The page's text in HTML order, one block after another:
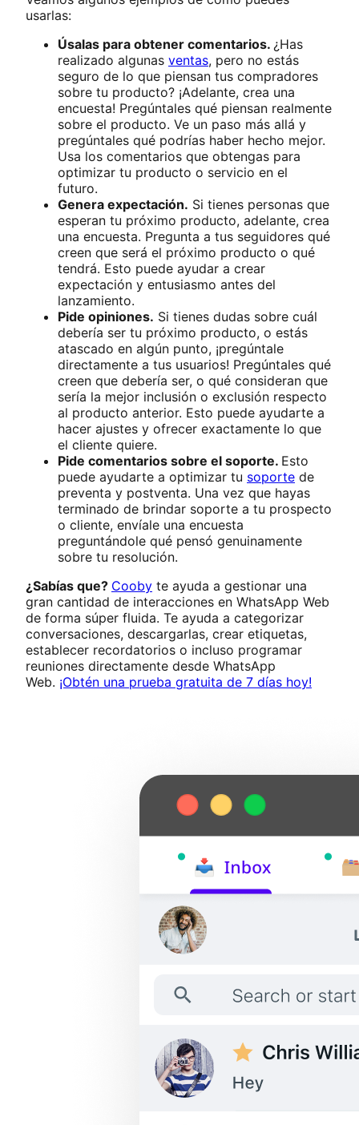
usarlas:
Úsalas para obtener comentarios. ¿Has
realizado algunas ventas, pero no estás
seguro de lo que piensan tus compradores
sobre tu producto? ¡Adelante, crea una
encuesta! Pregúntales qué piensan realmente
sobre el producto. Ve un paso más allá y
pregúntales qué podrías haber hecho mejor.
Usa los comentarios que obtengas para
optimizar tu producto o servicio en el
futuro.
Genera expectación. Si tienes personas que
esperan tu próximo producto, adelante, crea
una encuesta. Pregunta a tus seguidores qué
creen que será el próximo producto o qué
tendrá. Esto puede ayudar a crear
expectación y entusiasmo antes del
lanzamiento.
Pide opiniones. Si tienes dudas sobre cuál
debería ser tu próximo producto, o estás
atascado en algún punto, ¡pregúntale
directamente a tus usuarios! Pregúntales qué
creen que debería ser, o qué consideran que
sería la mejor inclusión o exclusión respecto
al producto anterior. Esto puede ayudarte a
hacer ajustes y ofrecer exactamente lo que
el cliente quiere.
Pide comentarios sobre el soporte. Esto
puede ayudarte a optimizar tu soporte de
preventa y postventa. Una vez que hayas
terminado de brindar soporte a tu prospecto
o cliente, envíale una encuesta
preguntándole qué pensó genuinamente
sobre tu resolución.
¿Sabías que? Cooby te ayuda a gestionar una
gran cantidad de interacciones en WhatsApp Web
de forma súper fluida. Te ayuda a categorizar
conversaciones, descargarlas, crear etiquetas,
establecer recordatorios o incluso programar
reuniones directamente desde WhatsApp
Web. ¡Obtén una prueba gratuita de 7 días hoy!